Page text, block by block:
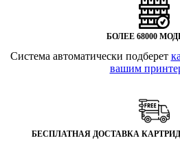
БОЛЕЕ 68000
Система автоматически подберет
вашим
БЕСПЛАТНАЯ ДОСТАВКА